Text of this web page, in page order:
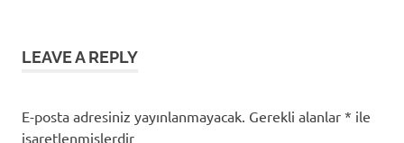
LEAVE A REPLY
E-posta adresiniz yayınlanmayacak. Gerekli alanlar * ile
işaretlenmişlerdir